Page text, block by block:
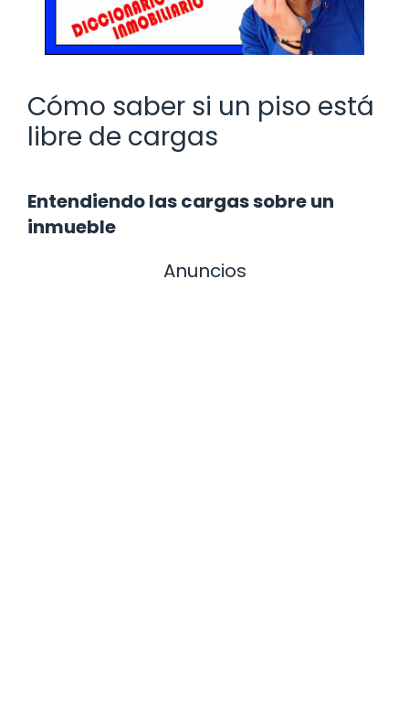
Cómo saber si un piso está
libre de cargas
Entendiendo las cargas sobre un
inmueble
Anuncios